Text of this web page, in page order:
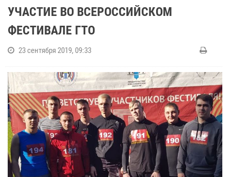
УЧАСТИЕ ВО ВСЕРОССИЙСКОМ
ФЕСТИВАЛЕ ГТО
23 сентября 2019, 09:33